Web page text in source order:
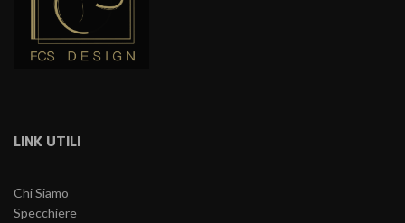
LINK UTILI
Chi Siamo
Specchiere